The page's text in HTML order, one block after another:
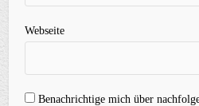
Webseite
Benachrichtige mich über